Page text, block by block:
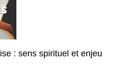
: sens spirituel et enjeu